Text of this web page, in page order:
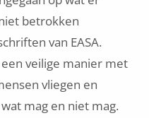
betrokken
van EASA.
veilige manier met
vliegen en
mag en niet mag.